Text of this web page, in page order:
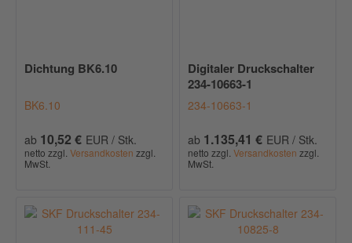
Dichtung BK6.10
BK6.10
ab 10,52 € EUR / Stk.
netto zzgl.Versandkosten zzgl.
MwSt.
Digitaler Druckschalter
234-10663-1
234-10663-1
ab 1.135,41 € EUR / Stk.
netto zzgl.Versandkosten zzgl.
MwSt.